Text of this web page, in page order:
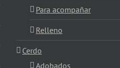
Para acompañar
Relleno
Cerdo
Adobados